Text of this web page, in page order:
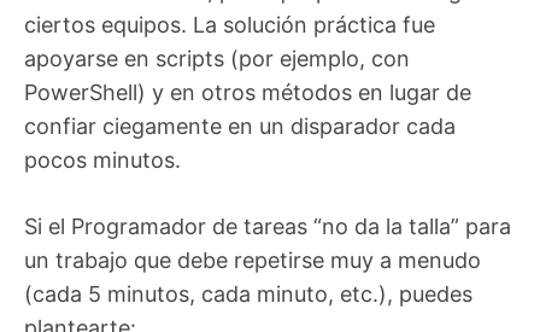
ciertos equipos. La solución práctica fue
apoyarse en scripts (por ejemplo, con
PowerShell) y en otros métodos en lugar de
confiar ciegamente en un disparador cada
pocos minutos.
Si el Programador de tareas “no da la talla” para
un trabajo que debe repetirse muy a menudo
(cada 5 minutos, cada minuto, etc.), puedes